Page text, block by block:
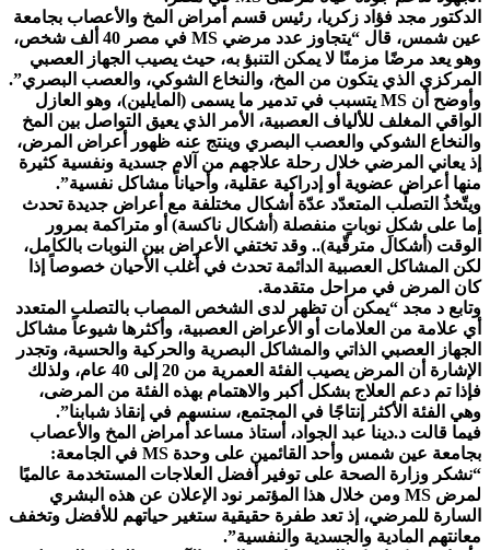
الدكتور مجد فؤاد زكريا، رئيس قسم أمراض المخ والأعصاب بجامعة
عين شمس، قال “يتجاوز عدد مرضي MS في مصر 40 ألف شخص،
وهو يعد مرضًا مزمنًا لا يمكن التنبؤ به، حيث يصيب الجهاز العصبي
المركزي الذي يتكون من المخ، والنخاع الشوكي، والعصب البصري”.
وأوضح أن MS يتسبب في تدمير ما يسمى (المايلين)، وهو العازل
الواقي المغلف للألياف العصبية، الأمر الذي يعيق التواصل بين المخ
والنخاع الشوكي والعصب البصري وينتج عنه ظهور أعراض المرض،
إذ يعاني المرضي خلال رحلة علاجهم من آلام جسدية ونفسية كثيرة
منها أعراض عضوية أو إدراكية عقلية، وأحياناً مشاكل نفسية”.
ويتّخذُ التصلّب المتعدّد عدّة أشكال مختلفة مع أعراض جديدة تحدث
إما على شكلِ نوباتٍ منفصلة (أشكال ناكسة) أو متراكمة بمرور
الوقت (أشكال مترقّية).. وقد تختفي الأعراض بين النوبات بالكامل،
لكن المشاكل العصبية الدائمة تحدث في أغلب الأحيان خصوصاً إذا
كان المرض في مراحل متقدمة.
وتابع د مجد “يمكن أن تظهر لدى الشخص المصاب بالتصلب المتعدد
أي علامة من العلامات أو الأعراض العصبية، وأكثرها شيوعاً مشاكل
الجهاز العصبي الذاتي والمشاكل البصرية والحركية والحسية، وتجدر
الإشارة أن المرض يصيب الفئة العمرية من 20 إلى 40 عام، ولذلك
فإذا تم دعم العلاج بشكل أكبر والاهتمام بهذه الفئة من المرضى،
وهي الفئة الأكثر إنتاجًا في المجتمع، سنسهم في إنقاذ شبابنا”.
فيما قالت د.دينا عبد الجواد، أستاذ مساعد أمراض المخ والأعصاب
بجامعة عين شمس وأحد القائمين على وحدة MS في الجامعة:
“نشكر وزارة الصحة على توفير أفضل العلاجات المستخدمة عالميًا
لمرض MS ومن خلال هذا المؤتمر نود الإعلان عن هذه البشري
السارة للمرضي، إذ تعد طفرة حقيقية ستغير حياتهم للأفضل وتخفف
معانتهم المادية والجسدية والنفسية”.